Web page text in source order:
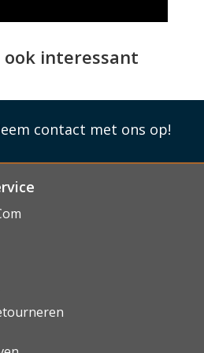
rating van dit slot is een
Lees
interessant
contact met ons op!